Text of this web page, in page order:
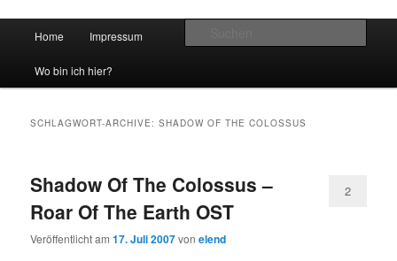
vidgames.de
Zum Inhalt wechseln
Zum sekundären Inhalt wechseln
Home Impressum
Wo bin ich hier?
SCHLAGWORT-ARCHIVE:SHADOW OF THE COLOSSUS
Shadow Of The Colossus –
Roar Of The Earth OST
Veröffentlicht am17. Juli 2007vonelend
2